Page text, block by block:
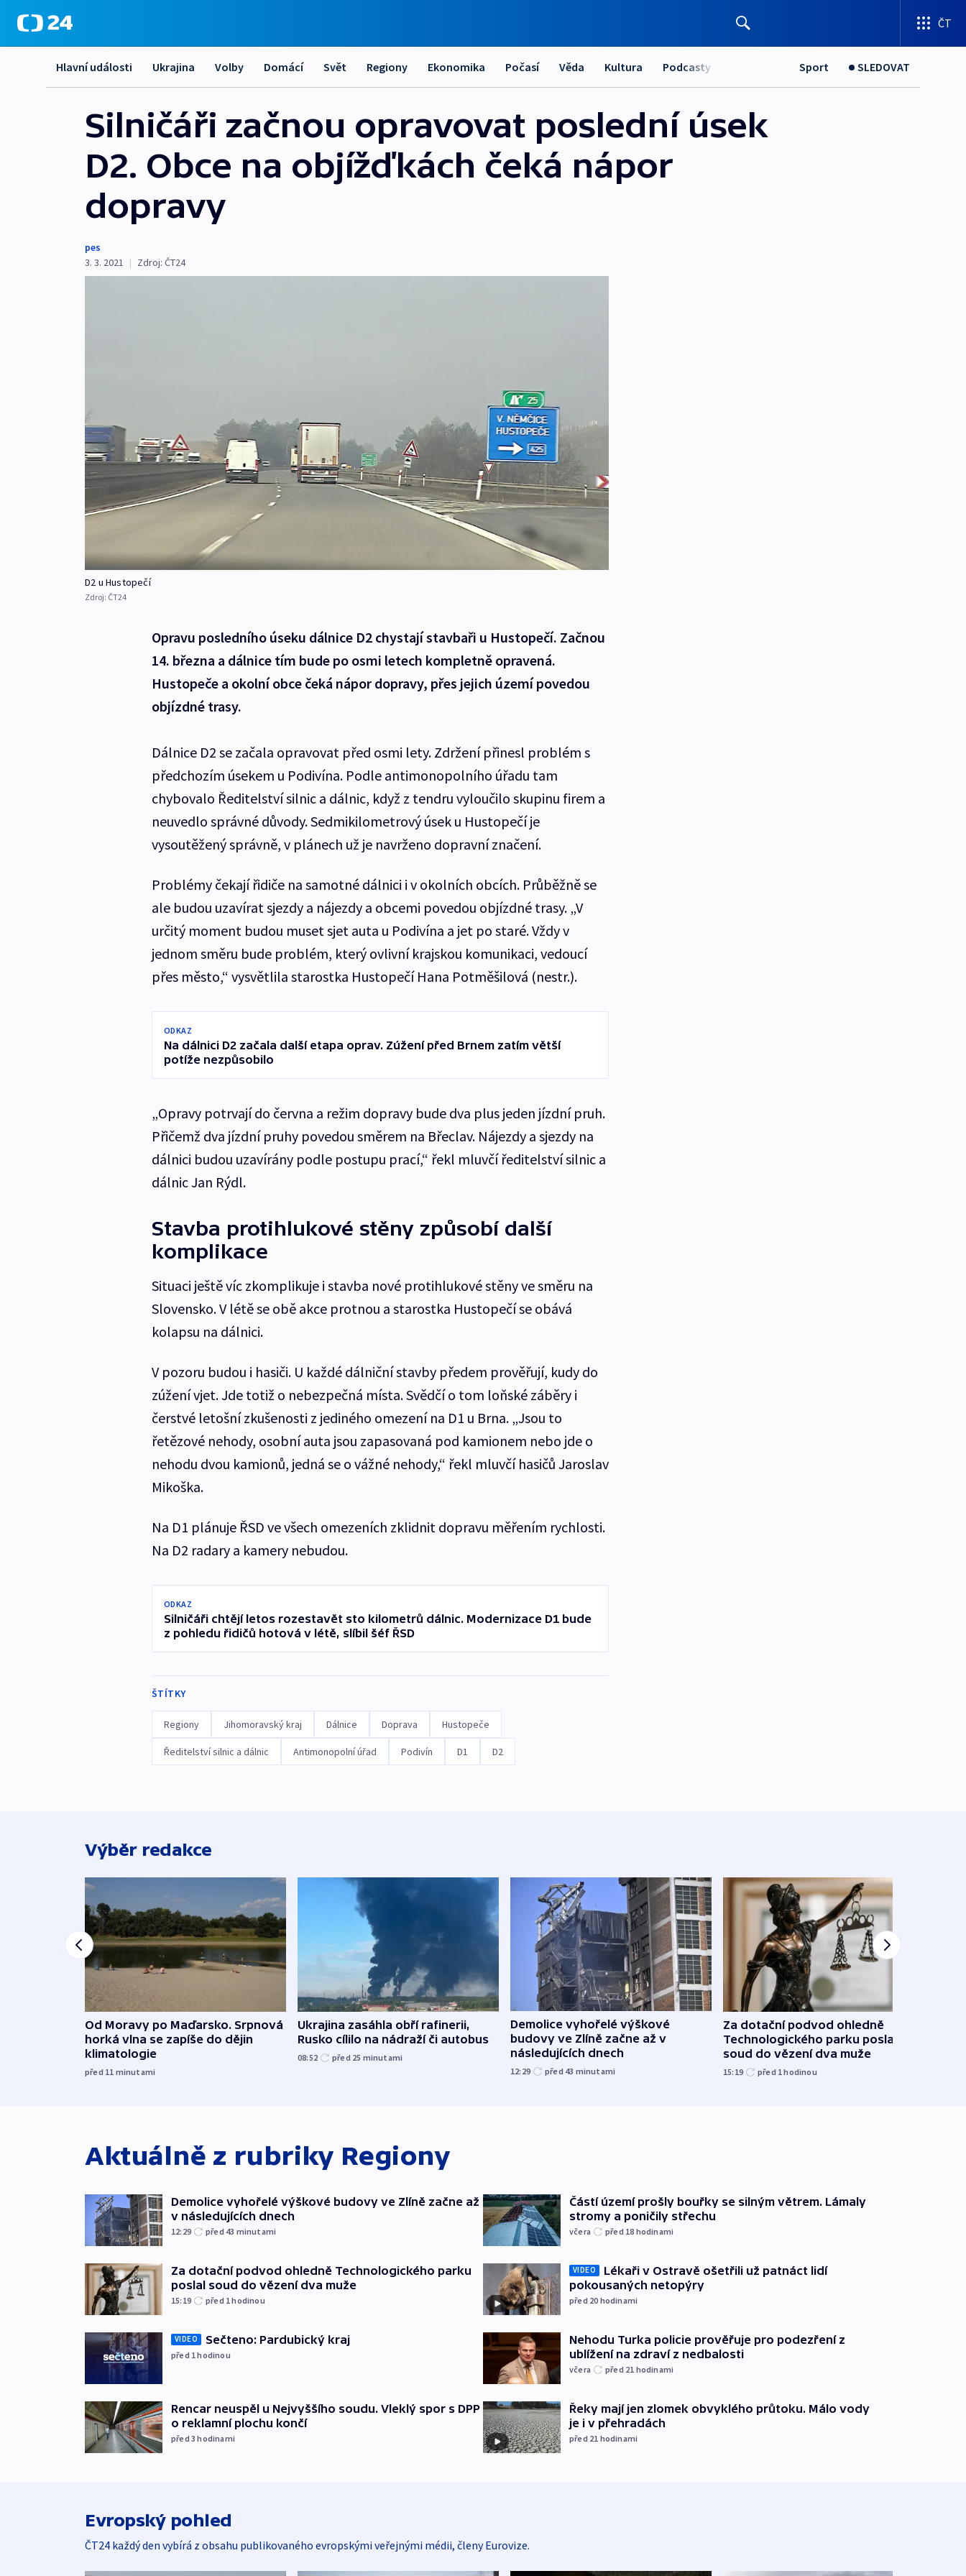
ČT
Hlavní události Ukrajina Volby Domácí Svět Regiony Ekonomika Počasí Věda Kultura Podcasty Sport SLEDOVAT
Silničáři začnou opravovat poslední úsek
D2. Obce na objížďkách čeká nápor
dopravy
pes
3. 3. 2021 | Zdroj: ČT24
D2 u Hustopečí
Zdroj: ČT24
Opravu posledního úseku dálnice D2 chystají stavbaři u Hustopečí. Začnou
14. března a dálnice tím bude po osmi letech kompletně opravená.
Hustopeče a okolní obce čeká nápor dopravy, přes jejich území povedou
objízdné trasy.
Dálnice D2 se začala opravovat před osmi lety. Zdržení přinesl problém s
předchozím úsekem u Podivína. Podle antimonopolního úřadu tam
chybovalo Ředitelství silnic a dálnic, když z tendru vyloučilo skupinu firem a
neuvedlo správné důvody. Sedmikilometrový úsek u Hustopečí je
vysoutěžený správně, v plánech už je navrženo dopravní značení.
Problémy čekají řidiče na samotné dálnici i v okolních obcích. Průběžně se
ale budou uzavírat sjezdy a nájezdy a obcemi povedou objízdné trasy. „V
určitý moment budou muset sjet auta u Podivína a jet po staré. Vždy v
jednom směru bude problém, který ovlivní krajskou komunikaci, vedoucí
přes město,“ vysvětlila starostka Hustopečí Hana Potměšilová (nestr.).
ODKAZ
Na dálnici D2 začala další etapa oprav. Zúžení před Brnem zatím větší
potíže nezpůsobilo
„Opravy potrvají do června a režim dopravy bude dva plus jeden jízdní pruh.
Přičemž dva jízdní pruhy povedou směrem na Břeclav. Nájezdy a sjezdy na
dálnici budou uzavírány podle postupu prací,“ řekl mluvčí ředitelství silnic a
dálnic Jan Rýdl.
Stavba protihlukové stěny způsobí další
komplikace
Situaci ještě víc zkomplikuje i stavba nové protihlukové stěny ve směru na
Slovensko. V létě se obě akce protnou a starostka Hustopečí se obává
kolapsu na dálnici.
V pozoru budou i hasiči. U každé dálniční stavby předem prověřují, kudy do
zúžení vjet. Jde totiž o nebezpečná místa. Svědčí o tom loňské záběry i
čerstvé letošní zkušenosti z jediného omezení na D1 u Brna. „Jsou to
řetězové nehody, osobní auta jsou zapasovaná pod kamionem nebo jde o
nehodu dvou kamionů, jedná se o vážné nehody,“ řekl mluvčí hasičů Jaroslav
Mikoška.
Na D1 plánuje ŘSD ve všech omezeních zklidnit dopravu měřením rychlosti.
Na D2 radary a kamery nebudou.
ODKAZ
Silničáři chtějí letos rozestavět sto kilometrů dálnic. Modernizace D1 bude
z pohledu řidičů hotová v létě, slíbil šéf ŘSD
ŠTÍTKY
Regiony Jihomoravský kraj Dálnice Doprava Hustopeče
Ředitelství silnic a dálnic Antimonopolní úřad Podivín D1 D2
Výběr redakce
Od Moravy po Maďarsko. Srpnová
horká vlna se zapíše do dějin
klimatologie
před 11 minutami
Ukrajina zasáhla obří rafinerii,
Rusko cílilo na nádraží či autobus
08:52 před 25 minutami
Demolice vyhořelé výškové
budovy ve Zlíně začne až v
následujících dnech
12:29 před 43 minutami
Za dotační podvod ohledně
Technologického parku poslal
soud do vězení dva muže
15:19 před 1hodinou
Aktuálně z rubriky Regiony
Demolice vyhořelé výškové budovy ve Zlíně začne až
v následujících dnech
12:29 před 43 minutami
Za dotační podvod ohledně Technologického parku
poslal soud do vězení dva muže
15:19 před 1hodinou
VIDEO Sečteno: Pardubický kraj
před 1hodinou
Rencar neuspěl u Nejvyššího soudu. Vleklý spor s DPP
o reklamní plochu končí
před 3hodinami
Částí území prošly bouřky se silným větrem. Lámaly
stromy a poničily střechu
včera před 18 hodinami
VIDEO
Lékaři v Ostravě ošetřili už patnáct lidí
pokousaných netopýry
před 20 hodinami
Nehodu Turka policie prověřuje pro podezření z
ublížení na zdraví z nedbalosti
včera před 21 hodinami
Řeky mají jen zlomek obvyklého průtoku. Málo vody
je i v přehradách
před 21 hodinami
Evropský pohled
ČT24 každý den vybírá z obsahu publikovaného evropskými veřejnými médii, členy Eurovize.